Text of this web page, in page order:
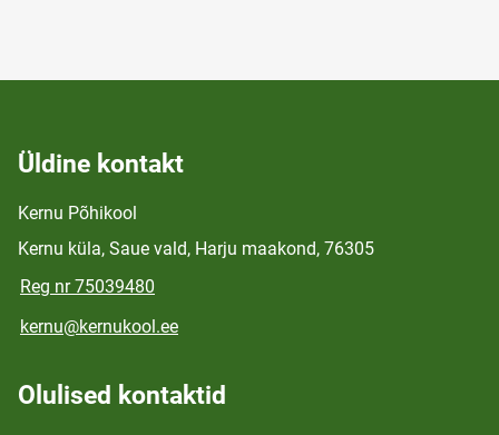
Üldine kontakt
Kernu Põhikool
Kernu küla, Saue vald, Harju maakond, 76305
Reg nr 75039480
kernu@kernukool.ee
Olulised kontaktid